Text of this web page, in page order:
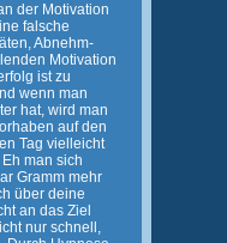
der Motivation
falsche
Abnehm-
Motivation
ist zu
wenn man
hat, wird man
auf den
Tag vielleicht
man sich
Gramm mehr
über deine
an das Ziel
nur schnell,